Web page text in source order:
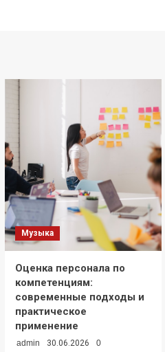
Музыка
Оценка персонала по
компетенциям:
современные подходы и
практическое
применение
admin 30.06.2026 0